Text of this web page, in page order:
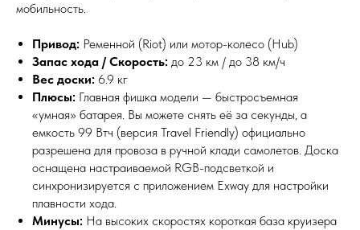
мобильность.
Привод: Ременной (Riot) или мотор-колесо (Hub)
Запас хода / Скорость: до 23 км / до 38 км/ч
Вес доски: 6.9 кг
Плюсы: Главная фишка модели — быстросъемная
«умная» батарея. Вы можете снять её за секунды, а
емкость 99 Втч (версия Travel Friendly) официально
разрешена для провоза в ручной клади самолетов. Доска
оснащена настраиваемой RGB-подсветкой и
синхронизируется с приложением Exway для настройки
плавности хода.
Минусы: На высоких скоростях короткая база круизера